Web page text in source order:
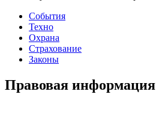
События
Техно
Охрана
Страхование
Законы
Правовая информация